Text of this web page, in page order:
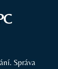
Správa